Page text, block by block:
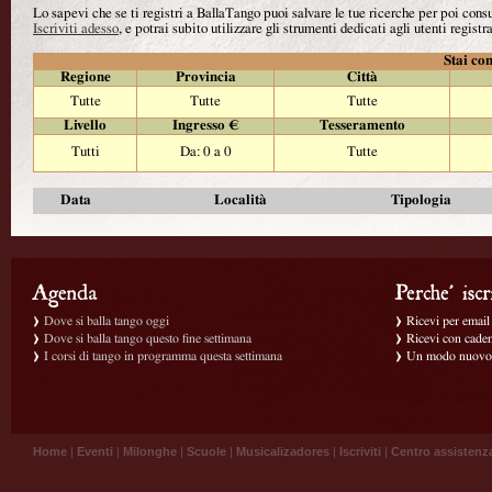
Lo sapevi che se ti registri a BallaTango puoi salvare le tue ricerche per poi
Iscriviti adesso, e potrai subito utilizzare gli strumenti dedicati agli utenti
Stai
Regione
Provincia
Città
Tutte
Tutte
Tutte
Livello
Ingresso €
Tesseramento
Tutti
Da: 0 a 0 Tutte
Data Località Tipologia
Dove si balla tango oggi
Dove si balla tango questo fine settimana
I corsi di tango in programma questa settimana
Ricevi per
Ricevi con
Un modo
Home | Eventi | Milonghe | Scuole | Musicalizadores | Iscriviti | Centro